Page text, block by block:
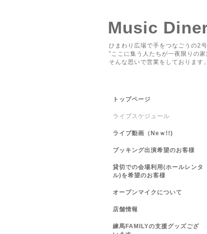
Music
ひまわり広場で手をつなごうの2
”ここに集う人たちが一夜限りの
そんな思いで営業をしております。
トップページ
ライブスケジュール
ライブ動画（Neｗ!!)
ブッキング出演希望のお客様
貸切での会場利用(ホールレンタ
ル)を希望のお客様
オープンマイクについて
店舗情報
練馬FAMILYの支援グッズござ